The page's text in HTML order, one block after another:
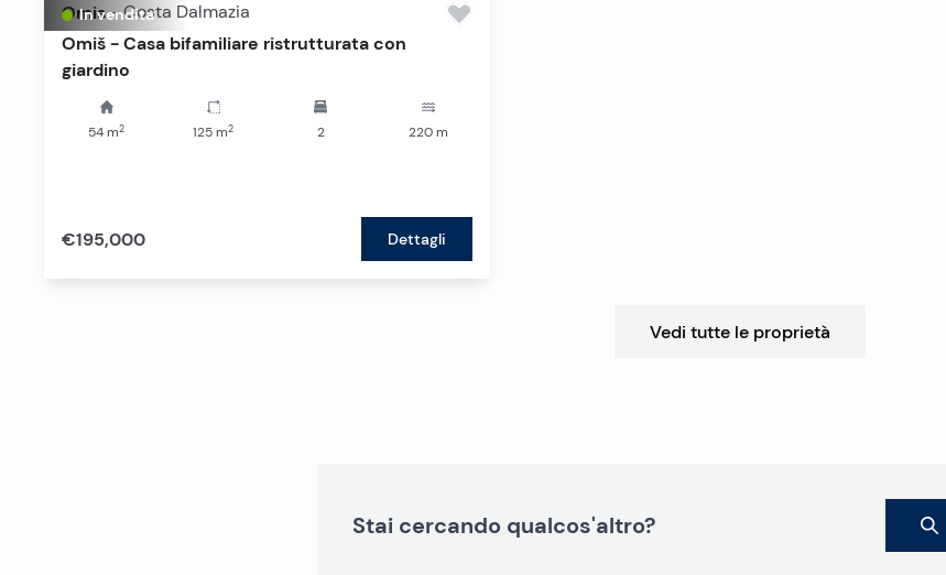
In vendita
Omis - Costa Dalmazia
Omiš - Casa bifamiliare ristrutturata con
giardino
54 m2 125 m2 2 220m
€195,000 Dettagli
Vedi tutte le proprietà
Stai cercando qualcos'altro?